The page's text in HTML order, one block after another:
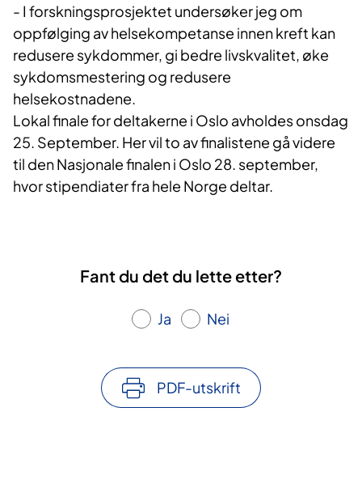
- I forskningsprosjektet undersøker jeg om
oppfølging av helsekompetanse innen kreft kan
redusere sykdommer, gi bedre livskvalitet, øke
sykdomsmestering og redusere
helsekostnadene.
Lokal finale for deltakerne i Oslo avholdes onsdag
25. September. Her vil to av finalistene gå videre
til den Nasjonale finalen i Oslo 28. september,
hvor stipendiater fra hele Norge deltar.
Fant du det du lette etter?
Ja Nei
PDF-utskrift